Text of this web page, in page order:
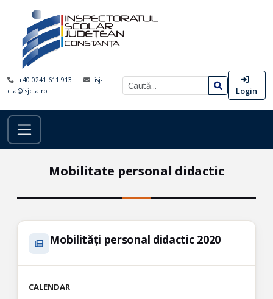
+40 0241 611 913
isj-
cta@isjcta.ro
Login
Mobilitate personal didactic
Mobilități personal didactic 2020
CALENDAR